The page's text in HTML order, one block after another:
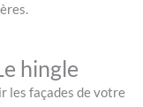
hingle
les façades de votre